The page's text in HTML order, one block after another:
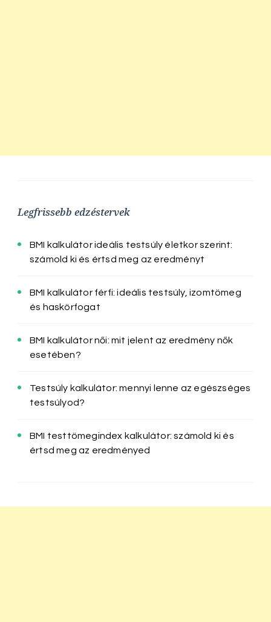
Legfrissebb edzéstervek
BMI kalkulátor ideális testsúly életkor szerint:
számold ki és értsd meg az eredményt
BMI kalkulátor férfi: ideális testsúly, izomtömeg
és haskörfogat
BMI kalkulátor női: mit jelent az eredmény nők
esetében?
Testsúly kalkulátor: mennyi lenne az egészséges
testsúlyod?
BMI testtömegindex kalkulátor: számold ki és
értsd meg az eredményed